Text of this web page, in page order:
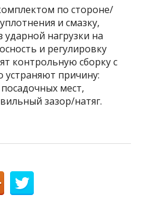
по стороне/
и смазку,
нагрузки на
и регулировку
контрольную сборку с
устраняют причину:
мест,
зазор/натяг.